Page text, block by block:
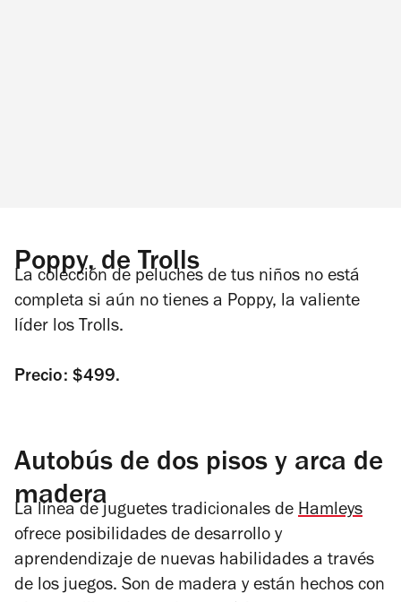
Poppy, de Trolls
La colección de peluches de tus niños no está
completa si aún no tienes a Poppy, la valiente
líder los Trolls.
Precio: $499.
Autobús de dos pisos y arca de
madera
La línea de juguetes tradicionales de Hamleys
ofrece posibilidades de desarrollo y
aprendendizaje de nuevas habilidades a través
de los juegos. Son de madera y están hechos con